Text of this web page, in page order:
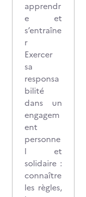
apprendr
e et
s’entraîne
r
Exercer
sa
responsa
bilité
dans un
engagem
ent
personne
l et
solidaire :
connaître
les règles,